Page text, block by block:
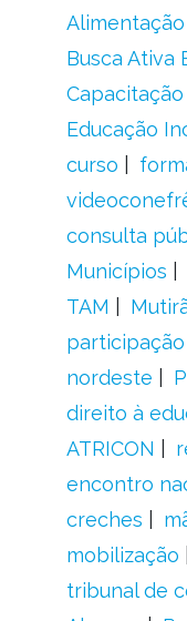
Busca Ativa
Capacitação
Educação
curso
consulta
Municípios
TAM
nordeste
direito à
ATRICON
encontro
creches
mobilização
tribunal de